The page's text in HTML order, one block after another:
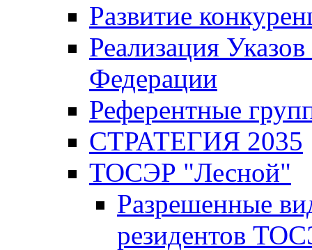
Развитие
Реализация
Федерации
Референтные
СТРАТЕГИЯ 2035
ТОСЭР "Лесной"
Разрешенные
резидентов